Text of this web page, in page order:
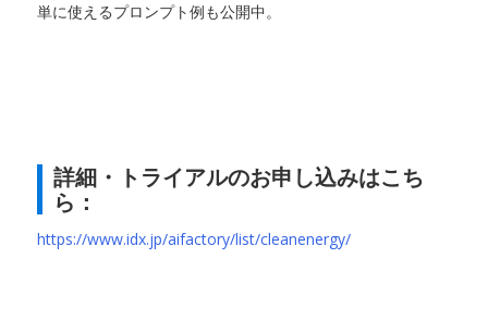
単に使えるプロンプト例も公開中。
詳細・トライアルのお申し込みはこち
ら：
https://www.idx.jp/aifactory/list/cleanenergy/